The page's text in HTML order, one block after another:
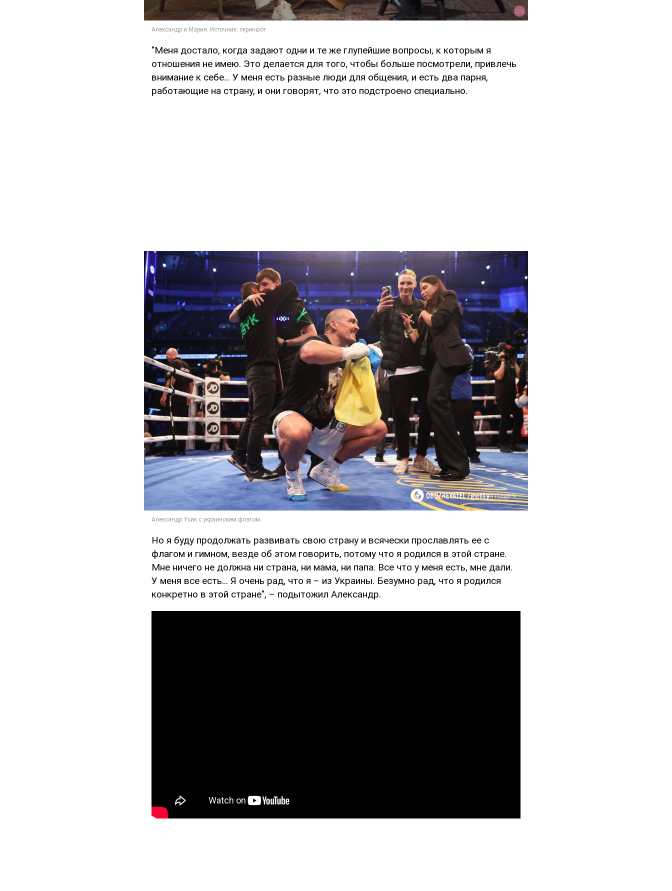
"Меня достало, когда задают одни и те же глупейшие вопросы, к которым я
отношения не имею. Это делается для того, чтобы больше посмотрели, привлечь
внимание к себе... У меня есть разные люди для общения, и есть два парня,
работающие на страну, и они говорят, что это подстроено специально.
Но я буду продолжать развивать свою страну и всячески прославлять ее с
флагом и гимном, везде об этом говорить, потому что я родился в этой стране.
Мне ничего не должна ни страна, ни мама, ни папа. Все что у меня есть, мне дали.
У меня все есть... Я очень рад, что я – из Украины. Безумно рад, что я родился
конкретно в этой стране", – подытожил Александр.